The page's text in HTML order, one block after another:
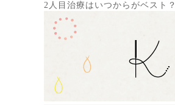
2人目治療はいつからがベスト？